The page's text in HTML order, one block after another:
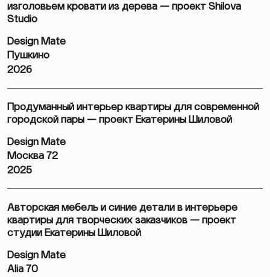
изголовьем кровати из дерева — проект Shilova
Studio
Design Mate
Пушкино
2026
Продуманный интерьер квартиры для современной
городской пары — проект Екатерины Шиловой
Design Mate
Москва 72
2025
Авторская мебель и синие детали в интерьере
квартиры для творческих заказчиков — проект
студии Екатерины Шиловой
Design Mate
Alia 70